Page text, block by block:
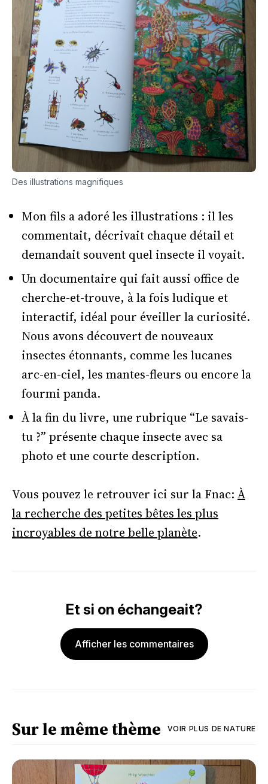
Des illustrations magnifiques
Mon fils a adoré les illustrations : il les
commentait, décrivait chaque détail et
demandait souvent quel insecte il voyait.
Un documentaire qui fait aussi office de
cherche-et-trouve, à la fois ludique et
interactif, idéal pour éveiller la curiosité.
Nous avons découvert de nouveaux
insectes étonnants, comme les lucanes
arc-en-ciel, les mantes-fleurs ou encore la
fourmi panda.
À la fin du livre, une rubrique “Le savais-
tu ?” présente chaque insecte avec sa
photo et une courte description.
Vous pouvez le retrouver ici sur la Fnac: À
la recherche des petites bêtes les plus
incroyables de notre belle planète.
Et si on échangeait?
Afficher les commentaires
Sur le même thème VOIR PLUS DE NATURE